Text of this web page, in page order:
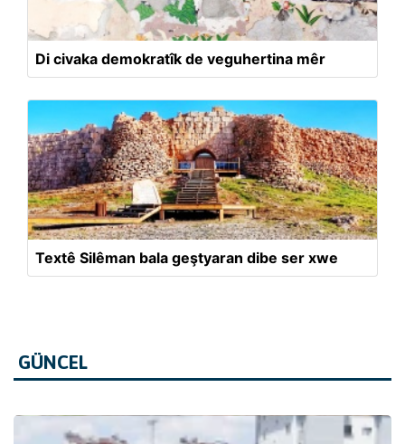
Di civaka demokratîk de veguhertina mêr
Textê Silêman bala geştyaran dibe ser xwe
GÜNCEL